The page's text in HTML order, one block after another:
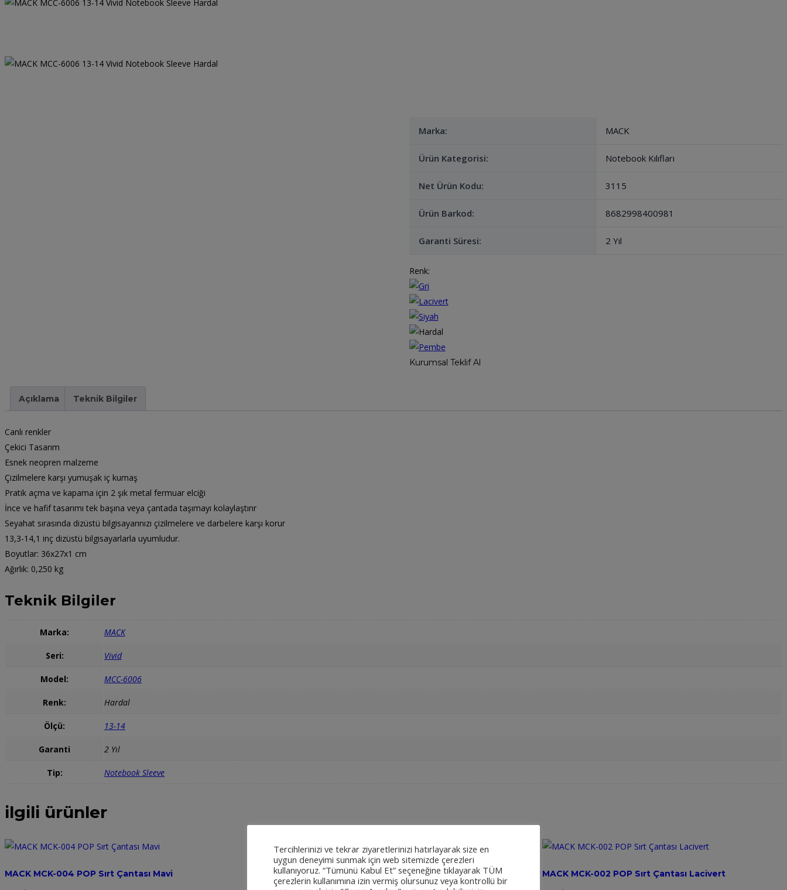
Marka: MACK
Ürün Kategorisi: Notebook Kılıfları
Net Ürün Kodu: 3115
Ürün Barkod: 8682998400981
Garanti Süresi: 2 Yıl
Renk:
Kurumsal Teklif Al
Açıklama Teknik Bilgiler
Canlı renkler
Çekici Tasarım
Esnek neopren malzeme
Çizilmelere karşı yumuşak iç kumaş
Pratik açma ve kapama için 2 şık metal fermuar elciği
İnce ve hafif tasarımı tek başına veya çantada taşımayı kolaylaştırır
Seyahat sırasında dizüstü bilgisayarınızı çizilmelere ve darbelere karşı korur
13,3-14,1 inç dizüstü bilgisayarlarla uyumludur.
Boyutlar: 36x27x1 cm
Ağırlık: 0,250 kg
Teknik Bilgiler
Marka: MACK
Seri: Vivid
Model: MCC-6006
Renk: Hardal
Ölçü: 13-14
Garanti 2 Yıl
Tip: Notebook Sleeve
ilgili ürünler
MACK MCK-004 POP Sırt Çantası Mavi CANON AS-8 8 Hane Cep Tipi Hesap Makinesi Siyah MACK MCK-002 POP Sırt Çantası Lacivert
Tercihlerinizi ve tekrar ziyaretlerinizi hatırlayarak size en
uygun deneyimi sunmak için web sitemizde çerezleri
kullanıyoruz. “Tümünü Kabul Et” seçeneğine tıklayarak TÜM
çerezlerin kullanımına izin vermiş olursunuz veya kontrollü bir